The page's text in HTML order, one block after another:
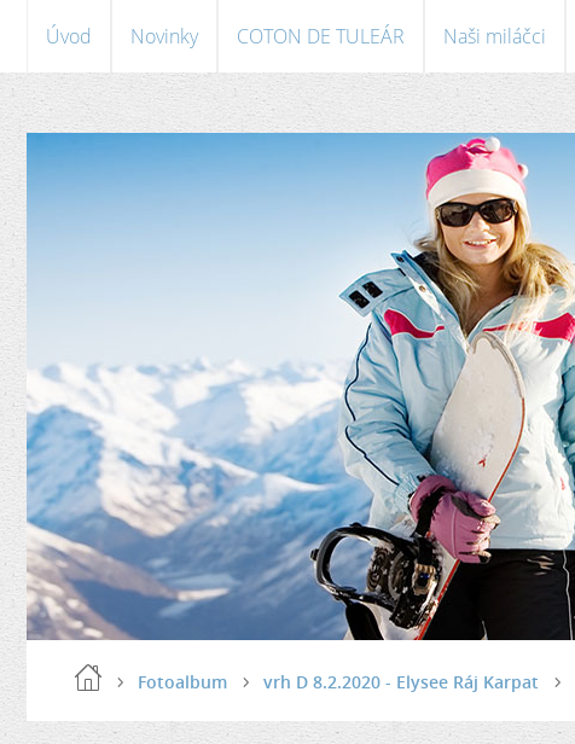
Úvod Novinky COTON DE TULEÁR Naši miláčci
Fotoalbum vrh D 8.2.2020 - Elysee Ráj Karpat